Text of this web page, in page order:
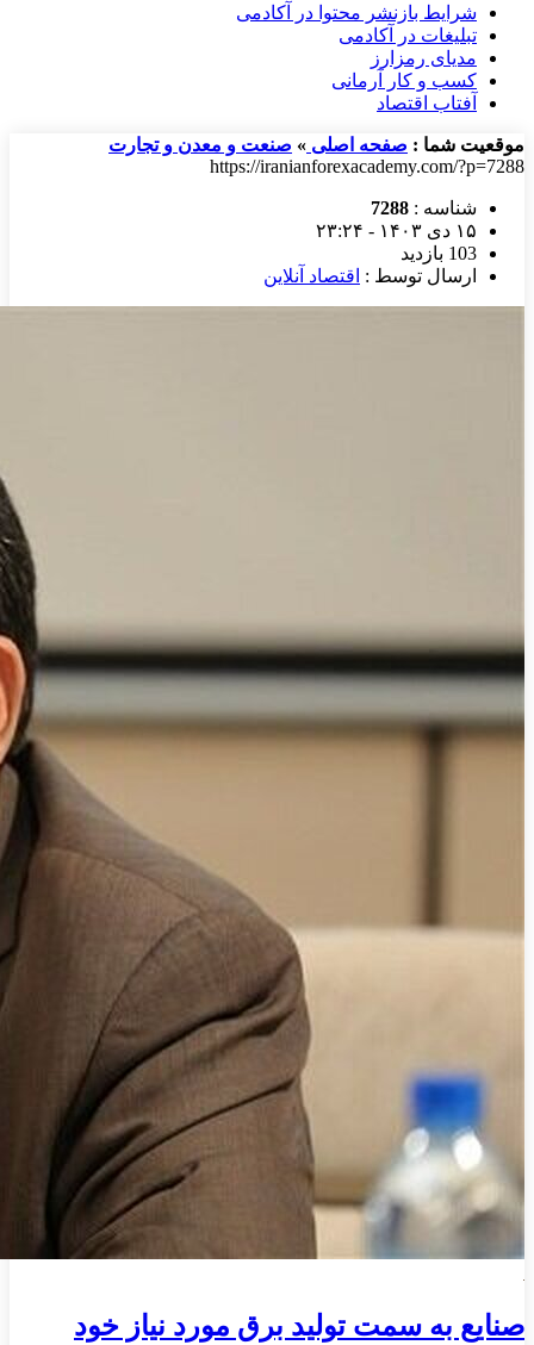
شرایط بازنشر محتوا در آکادمی
تبلیغات در آکادمی
مدیای رمزارز
کسب و کار آرمانی
آفتاب اقتصاد
موقعیت شما : صفحه اصلی » صنعت و معدن و تجارت
https://iranianforexacademy.com/?p=7288
شناسه : 7288
۱۵ دی ۱۴۰۳ - ۲۳:۲۴
103 بازدید
ارسال توسط : اقتصاد آنلاین
صنایع به سمت تولید برق مورد نیاز خود